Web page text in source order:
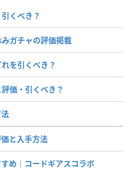
くべき？
ガチャの評価掲載
を引くべき？
価・引くべき？
と入手方法
め｜コードギアスコラボ